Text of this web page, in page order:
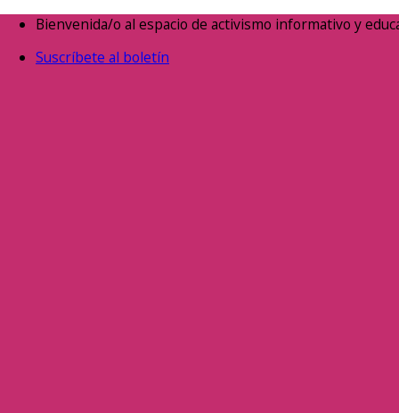
Saltar
contenido
Bienvenida/o al espacio de activismo informativo y
Suscríbete al boletín